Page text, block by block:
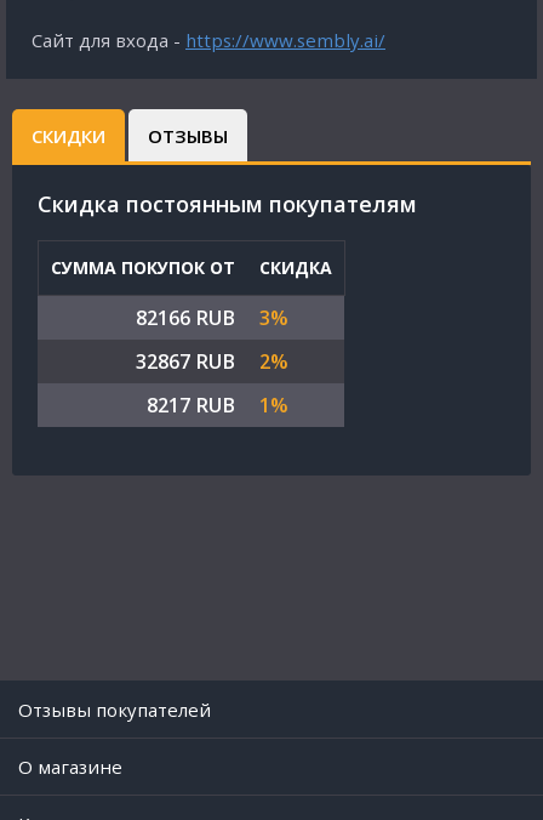
Сайт для входа - https://www.sembly.ai/
СКИДКИ ОТЗЫВЫ
Cкидка постоянным покупателям
СУММА ПОКУПОК ОТ СКИДКА
82166 RUB
3%
32867 RUB
2%
8217 RUB
1%
Отзывы покупателей
O магазине